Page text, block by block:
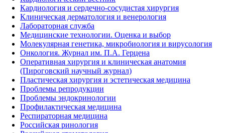
Кардиология и сердечно-сосудистая хирургия
Клиническая дерматология и венерология
Лабораторная служба
Медицинские технологии. Оценка и выбор
Молекулярная генетика, микробиология и вирусология
Онкология. Журнал им. П.А. Герцена
Оперативная хирургия и клиническая анатомия
(Пироговский научный журнал)
Пластическая хирургия и эстетическая медицина
Проблемы репродукции
Проблемы эндокринологии
Профилактическая медицина
Респираторная медицина
Российская ринология